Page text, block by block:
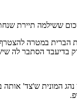
בדיעבד הסתבר לה